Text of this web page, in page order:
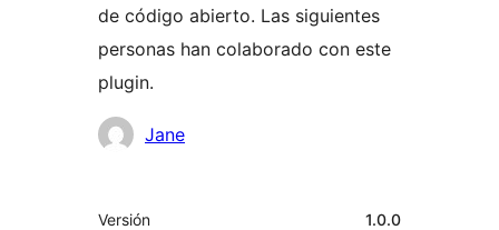
de código abierto. Las siguientes
personas han colaborado con este
plugin.
Colaboradores
Jane
Meta
Versión 1.0.0